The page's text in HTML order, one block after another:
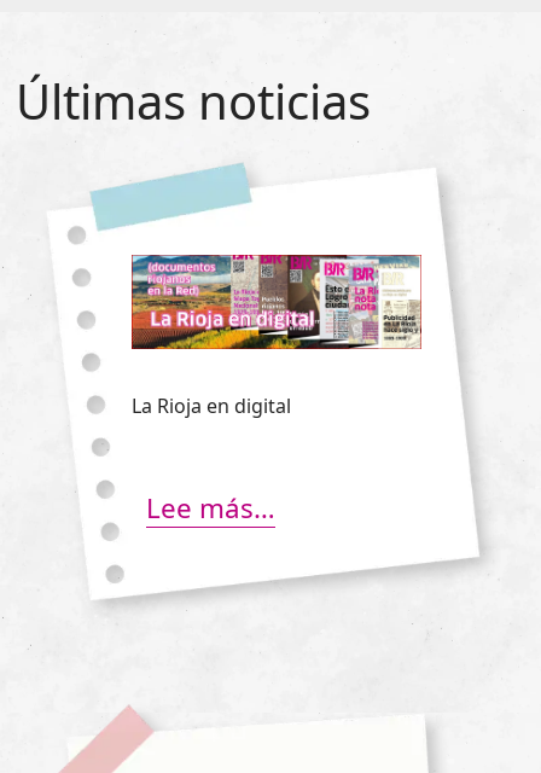
Últimas noticias
La Rioja en digital
Lee más…